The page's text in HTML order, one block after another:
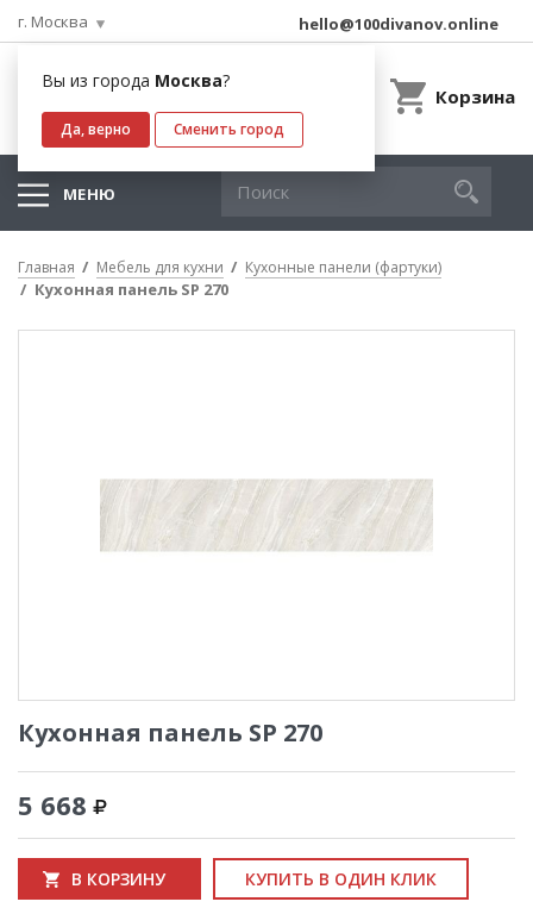
г. Москва
Вы из города Москва?
Да, верно Сменить город
hello@100divanov.online
Корзина
МЕНЮ
Главная Мебель для кухни Кухонные панели (фартуки)
Кухонная панель SP 270
Кухонная панель SP 270
5 668
В КОРЗИНУ
КУПИТЬ В ОДИН КЛИК